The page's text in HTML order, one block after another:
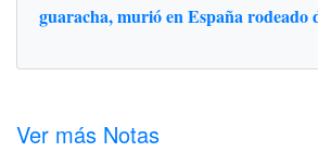
guaracha, murió en España rodeado
Ver más Notas